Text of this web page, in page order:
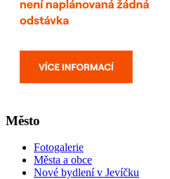
Město
Fotogalerie
Města a obce
Nové bydlení v Jevíčku